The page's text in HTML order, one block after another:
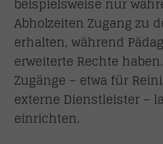
Abholzeiten Zugang zu
erhalten, während
erweiterte Rechte
Zugänge – etwa für
externe Dienstleister –
einrichten.